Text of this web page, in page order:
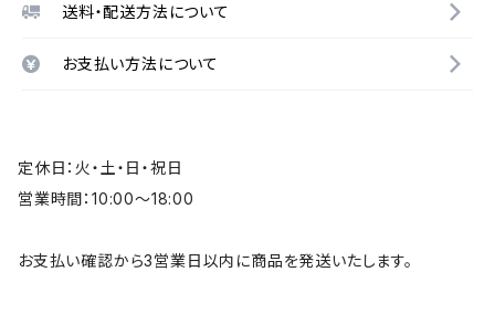
送料・配送方法について
お支払い方法について
定休日：火・土・日・祝日
営業時間：10:00～18:00
お支払い確認から3営業日以内に商品を発送いたします。